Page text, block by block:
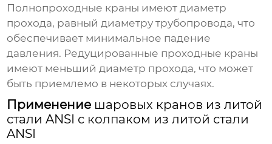
Полнопроходные краны имеют диаметр
прохода, равный диаметру трубопровода, что
обеспечивает минимальное падение
давления. Редуцированные проходные краны
имеют меньший диаметр прохода, что может
быть приемлемо в некоторых случаях.
Применение шаровых кранов из литой
стали ANSI с колпаком из литой стали
ANSI